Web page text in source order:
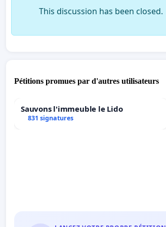
This discussion has been closed.
Pétitions promues par d'autres utilisateurs
Sauvons l'immeuble le Lido
831 signatures